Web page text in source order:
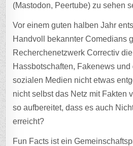
(Mastodon, Peertube) zu sehen
Vor einem guten halben Jahr
Handvoll bekannter Comedians
Recherchenetzwerk Correctiv
Hassbotschaften, Fakenews
sozialen Medien nicht etwas
nicht selbst das Netz mit Fakten
so aufbereitet, dass es auch
erreicht?
Fun Facts ist ein